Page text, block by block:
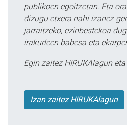
publikoen egoitzetan. Eta
dizugu etxera nahi izanez
jarraitzeko, ezinbestekoa
irakurleen babesa eta
Egin zaitez HIRUKAlagun
Izan zaitez HIRUKAlagun